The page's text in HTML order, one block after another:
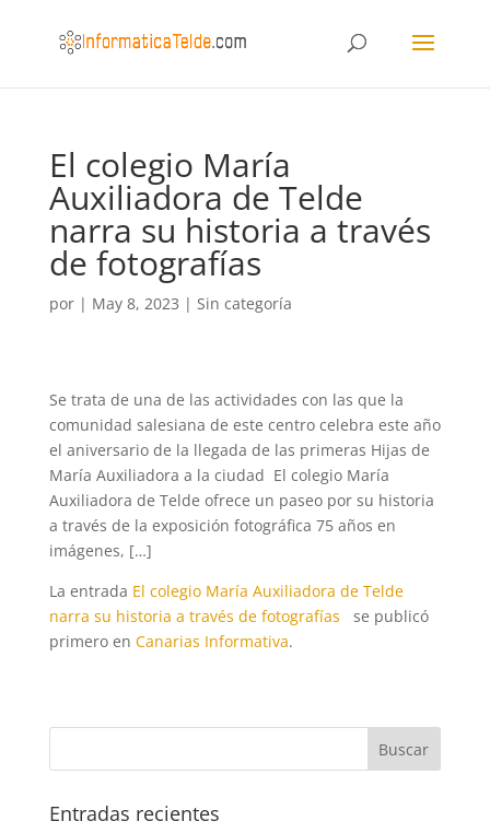
El colegio María
Auxiliadora de Telde
narra su historia a través
de fotografías
por | May 8, 2023 | Sin categoría
Se trata de una de las actividades con las que la
comunidad salesiana de este centro celebra este año
el aniversario de la llegada de las primeras Hijas de
María Auxiliadora a la ciudad El colegio María
Auxiliadora de Telde ofrece un paseo por su historia
a través de la exposición fotográfica 75 años en
imágenes, […]
La entrada El colegio María Auxiliadora de Telde
narra su historia a través de fotografías
se publicó
primero en Canarias Informativa.
Entradas recientes